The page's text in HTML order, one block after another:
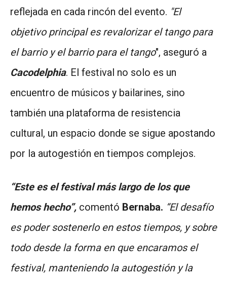
reflejada en cada rincón del evento. "El
objetivo principal es revalorizar el tango para
el barrio y el barrio para el tango", aseguró a
Cacodelphia. El festival no solo es un
encuentro de músicos y bailarines, sino
también una plataforma de resistencia
cultural, un espacio donde se sigue apostando
por la autogestión en tiempos complejos.
“Este es el festival más largo de los que
hemos hecho”, comentó Bernaba. “El desafío
es poder sostenerlo en estos tiempos, y sobre
todo desde la forma en que encaramos el
festival, manteniendo la autogestión y la